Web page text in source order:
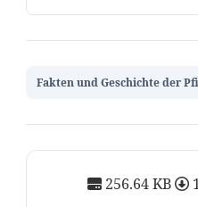
Fakten und Geschichte der
256.64 KB